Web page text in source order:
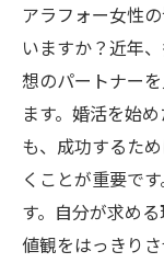
アラフォー女性
いますか？近年
想のパートナー
ます。婚活を始
も、成功するた
くことが重要で
す。自分が求め
値観をはっきり